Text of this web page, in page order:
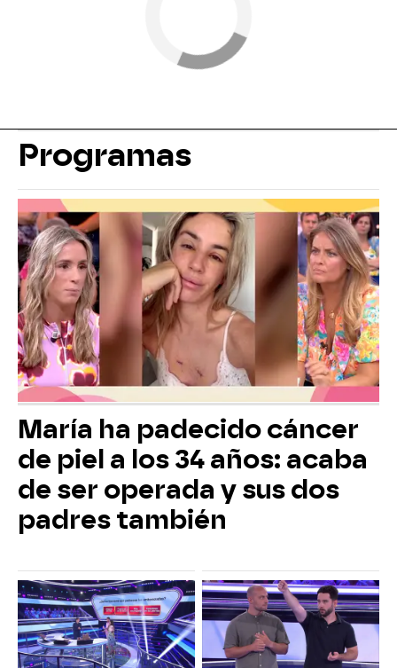
Programas
María ha padecido cáncer
de piel a los 34 años: acaba
de ser operada y sus dos
padres también